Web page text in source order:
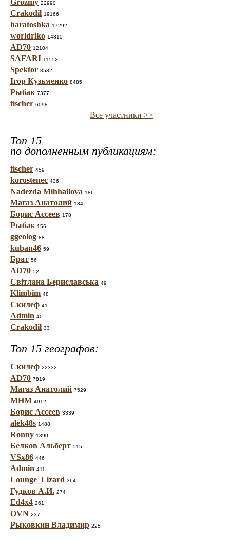
Grozniy 22990
Crakodil 19166
haratoshka 17292
worldriko 14815
AD70 12104
SAFARI 11552
Spektor 8532
Ігор Кузьменко 8485
Рыбак 7377
fischer 6098
Все участники >>
Топ 15
по дополненным публикациям:
fischer 459
korostenec 436
Nadezda Mihhailova 186
Магаз Анатолий 184
Борис Ассеев 178
Рыбак 156
ggeolog 88
kuban46 59
Брат 56
AD70 52
Світлана Бериславська 49
Klimbim 48
Скилеф 41
Admin 40
Crakodil 33
Топ 15 географов:
Скилеф 22332
AD70 7819
Магаз Анатолий 7529
МНМ 4912
Борис Ассеев 3339
alek48s 1488
Ronny 1390
Белков Альберт 515
VSx86 446
Admin 411
Lounge_Lizard 364
Гудков А.И. 274
Ed4x4 261
OVN 237
Рыковкин Владимир 225